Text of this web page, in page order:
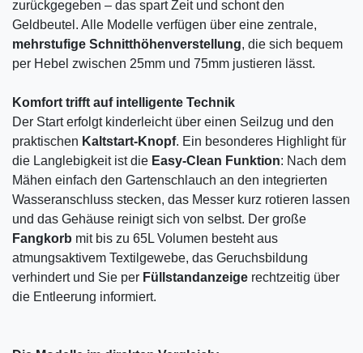
zurückgegeben – das spart Zeit und schont den
Geldbeutel. Alle Modelle verfügen über eine zentrale,
mehrstufige Schnitthöhenverstellung, die sich bequem
per Hebel zwischen 25mm und 75mm justieren lässt.
Komfort trifft auf intelligente Technik
Der Start erfolgt kinderleicht über einen Seilzug und den
praktischen Kaltstart-Knopf. Ein besonderes Highlight für
die Langlebigkeit ist die Easy-Clean Funktion: Nach dem
Mähen einfach den Gartenschlauch an den integrierten
Wasseranschluss stecken, das Messer kurz rotieren lassen
und das Gehäuse reinigt sich von selbst. Der große
Fangkorb mit bis zu 65L Volumen besteht aus
atmungsaktivem Textilgewebe, das Geruchsbildung
verhindert und Sie per Füllstandanzeige rechtzeitig über
die Entleerung informiert.